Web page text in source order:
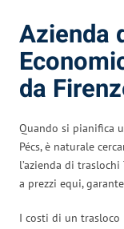
Azienda
da
Quando si pianifica
Pécs, è naturale
l’azienda di
a prezzi equi,
I costi di un trasloco